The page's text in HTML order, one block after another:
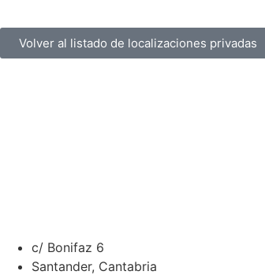
Volver al listado de localizaciones privadas
c/ Bonifaz 6
Santander, Cantabria